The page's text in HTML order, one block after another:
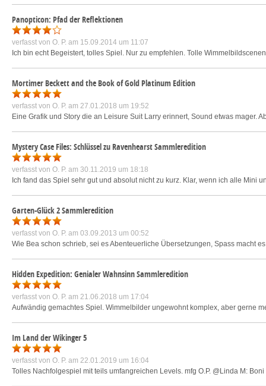
Panopticon: Pfad der Reflektionen
verfasst von O. P. am 15.09.2014 um 11:07
Ich bin echt Begeistert, tolles Spiel. Nur zu empfehlen. Tolle
Mortimer Beckett and the Book of Gold Platinum Edition
verfasst von O. P. am 27.01.2018 um 19:52
Eine Grafik und Story die an Leisure Suit Larry erinnert, Sound etwas mager.
Mystery Case Files: Schlüssel zu Ravenhearst Sammleredition
verfasst von O. P. am 30.11.2019 um 18:18
Ich fand das Spiel sehr gut und absolut nicht zu kurz. Klar, wenn ich alle
Garten-Glück 2 Sammleredition
verfasst von O. P. am 03.09.2013 um 00:52
Wie Bea schon schrieb, sei es Abenteuerliche Übersetzungen, Spass macht
Hidden Expedition: Genialer Wahnsinn Sammleredition
verfasst von O. P. am 21.06.2018 um 17:04
Aufwändig gemachtes Spiel. Wimmelbilder ungewohnt komplex, aber gerne
Im Land der Wikinger 5
verfasst von O. P. am 22.01.2019 um 16:04
Tolles Nachfolgespiel mit teils umfangreichen Levels. mfg O.P. @Linda M: